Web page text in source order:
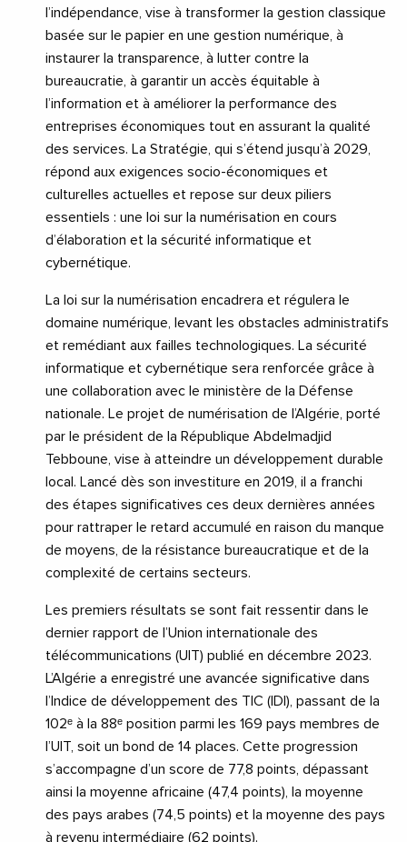
l’indépendance, vise à transformer la gestion classique
basée sur le papier en une gestion numérique, à
instaurer la transparence, à lutter contre la
bureaucratie, à garantir un accès équitable à
l’information et à améliorer la performance des
entreprises économiques tout en assurant la qualité
des services. La Stratégie, qui s’étend jusqu’à 2029,
répond aux exigences socio-économiques et
culturelles actuelles et repose sur deux piliers
essentiels : une loi sur la numérisation en cours
d’élaboration et la sécurité informatique et
cybernétique.
La loi sur la numérisation encadrera et régulera le
domaine numérique, levant les obstacles administratifs
et remédiant aux failles technologiques. La sécurité
informatique et cybernétique sera renforcée grâce à
une collaboration avec le ministère de la Défense
nationale. Le projet de numérisation de l’Algérie, porté
par le président de la République Abdelmadjid
Tebboune, vise à atteindre un développement durable
local. Lancé dès son investiture en 2019, il a franchi
des étapes significatives ces deux dernières années
pour rattraper le retard accumulé en raison du manque
de moyens, de la résistance bureaucratique et de la
complexité de certains secteurs.
Les premiers résultats se sont fait ressentir dans le
dernier rapport de l’Union internationale des
télécommunications (UIT) publié en décembre 2023.
L’Algérie a enregistré une avancée significative dans
l’Indice de développement des TIC (IDI), passant de la
102ᵉ à la 88ᵉ position parmi les 169 pays membres de
l’UIT, soit un bond de 14 places. Cette progression
s’accompagne d’un score de 77,8 points, dépassant
ainsi la moyenne africaine (47,4 points), la moyenne
des pays arabes (74,5 points) et la moyenne des pays
à revenu intermédiaire (62 points).